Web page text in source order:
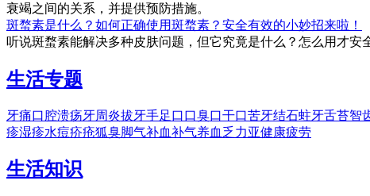
衰竭之间的关系，并提供预防措施。
斑蝥素是什么？如何正确使用斑蝥素？安全有效的小妙招来啦！
听说斑蝥素能解决多种皮肤问题，但它究竟是什么？怎么用才
生活专题
牙痛口腔溃疡牙周炎拔牙手足口口臭口干口苦牙结石蛀牙舌苔智
疹湿疹水痘疥疮狐臭脚气补血补气养血 乏力亚健康疲劳
生活知识